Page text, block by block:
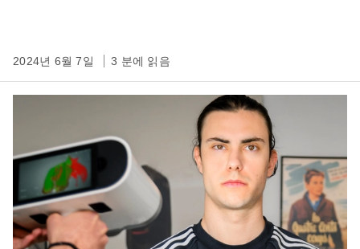
2024년 6월 7일 3 분에 읽음